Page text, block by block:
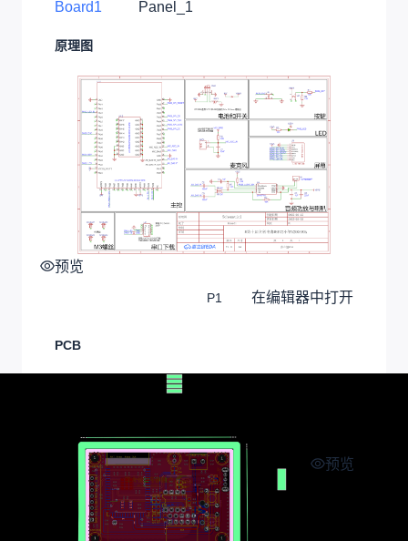
Board1 Panel_1
原理图
预览
P1 在编辑器中打开
PCB
预览